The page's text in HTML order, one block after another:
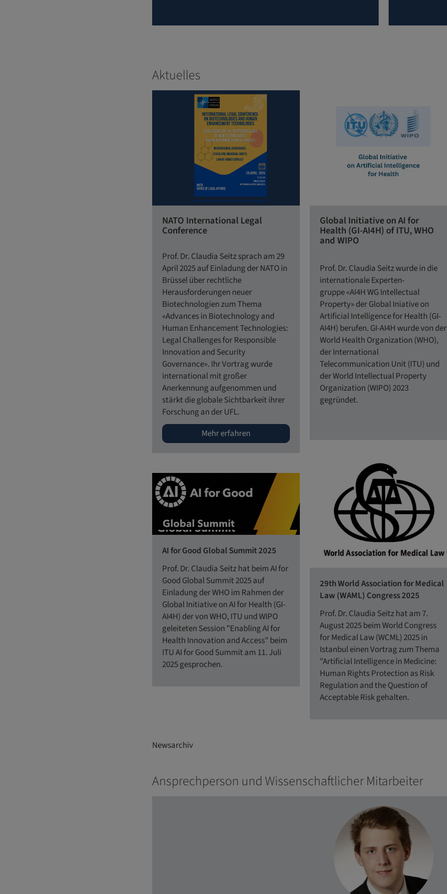
Aktuelles
NATO International Legal
Conference
Prof. Dr. Claudia Seitz sprach am 29
April 2025 auf Einladung der NATO in
Brüssel über rechtliche
Herausforderungen neuer
Biotechnologien zum Thema
«Advances in Biotechnology and
Human Enhancement Technologies:
Legal Challenges for Responsible
Innovation and Security
Governance». Ihr Vortrag wurde
international mit großer
Anerkennung aufgenommen und
stärkt die globale Sichtbarkeit ihrer
Forschung an der UFL.
Mehr erfahren
AI for Good Global Summit 2025
Prof. Dr. Claudia Seitz hat beim AI for
Good Global Summit 2025 auf
Einladung der WHO im Rahmen der
Global Initiative on AI for Health (GI-
AI4H) der von WHO, ITU und WIPO
geleiteten Session "Enabling AI for
Health Innovation and Access" beim
ITU AI for Good Summit am 11. Juli
2025 gesprochen.
Global Initiative on AI for
Health (GI-AI4H) of ITU, WHO
and WIPO
Prof. Dr. Claudia Seitz wurde in die
internationale Experten-
gruppe «AI4H WG Intellectual
Property» der Global Iniative on
Artificial Intelligence for Health (GI-
AI4H) berufen. GI-AI4H wurde von der
World Health Organization (WHO),
der International
Telecommunication Unit (ITU) und
der World Intellectual Property
Organization (WIPO) 2023
gegründet.
29th World Association for Medical
Law (WAML) Congress 2025
Prof. Dr. Claudia Seitz hat am 7.
August 2025 beim World Congress
for Medical Law (WCML) 2025 in
Istanbul einen Vortrag zum Thema
"Artificial Intelligence in Medicine:
Human Rights Protection as Risk
Regulation and the Question of
Acceptable Risk gehalten.
Newsarchiv
Ansprechperson und Wissenschaftlicher Mitarbeiter